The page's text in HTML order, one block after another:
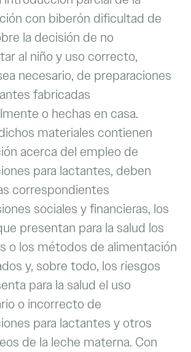
con biberón dificultad de
la decisión de no
al niño y uso correcto,
necesario, de preparaciones
fabricadas
o hechas en casa.
materiales contienen
acerca del empleo de
para lactantes, deben
correspondientes
sociales y financieras, los
presentan para la salud los
o los métodos de alimentación
y, sobre todo, los riesgos
para la salud el uso
o incorrecto de
para lactantes y otros
de la leche materna. Con